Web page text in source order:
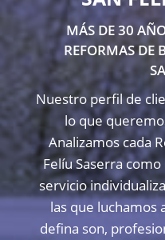
MÁS DE 30
REFORMAS DE
Nuestro perfil de
lo que
Analizamos cada
Felíu Saserra
servicio
las que luchamos
defina son,